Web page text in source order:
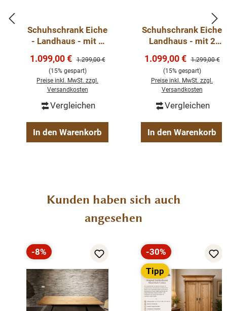
sowohl praktische Lösungen als auch raffinierten Stil
suchen.
Die Abmessungen ca. Höhe 210 cm/ Breite 140 cm/
Tiefe 41 cm
zwei Türen
Landhaus-Stil
montiert
Schuhschrank Eiche
- Landhaus - mit 2
Verkaufspreis:
1.099,00 € Regulärer Preis:
1.299,00 €
(15% gespart)
Preise inkl. MwSt. zzgl.
Versandkosten
Vergleichen
In den Warenkorb
Schuhschrank Eiche
Landhaus - mit 2
Verkaufspreis:
1.099,00 € Regulärer
1.299,00 €
(15% gespart)
Preise inkl. MwSt. zzgl.
Versandkosten
Vergleichen
In den Warenkorb
Produktgalerie überspringen
Kunden haben sich auch
angesehen
Rabatt
-8%
Rabatt
-30%
Tipp